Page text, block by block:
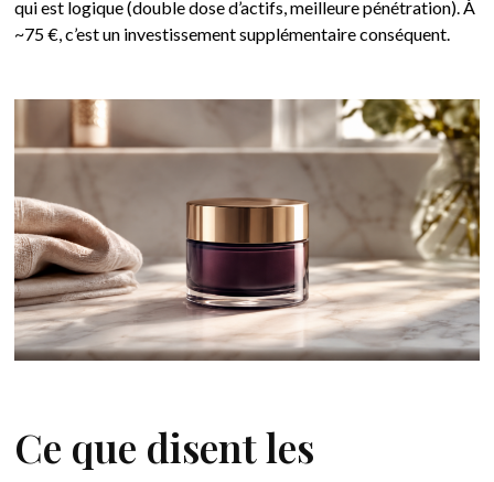
qui est logique (double dose d’actifs, meilleure pénétration). À
~75 €, c’est un investissement supplémentaire conséquent.
Ce que disent les